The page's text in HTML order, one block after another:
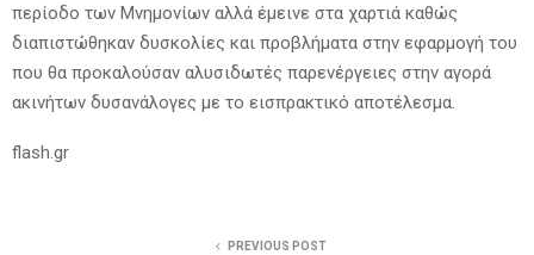
περίοδο των Μνημονίων αλλά έμεινε στα χαρτιά καθώς
διαπιστώθηκαν δυσκολίες και προβλήματα στην εφαρμογή του
που θα προκαλούσαν αλυσιδωτές παρενέργειες στην αγορά
ακινήτων δυσανάλογες με το εισπρακτικό αποτέλεσμα.
flash.gr
PREVIOUS POST